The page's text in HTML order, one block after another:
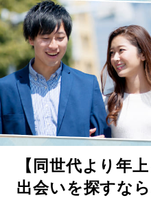
【同世代より年
出会いを探すな